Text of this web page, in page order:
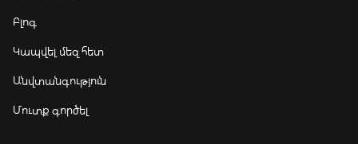
Բլոգ
Կապվել մեզ հետ
Անվտանգություն
Մուտք գործել